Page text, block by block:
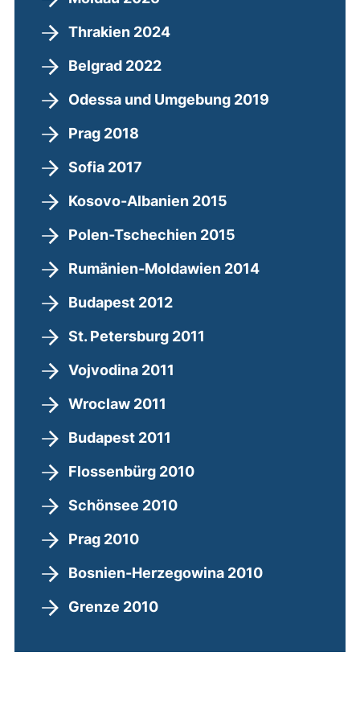
Thrakien 2024
Belgrad 2022
Odessa und Umgebung 2019
Prag 2018
Sofia 2017
Kosovo-Albanien 2015
Polen-Tschechien 2015
Rumänien-Moldawien 2014
Budapest 2012
St. Petersburg 2011
Vojvodina 2011
Wroclaw 2011
Budapest 2011
Flossenbürg 2010
Schönsee 2010
Prag 2010
Bosnien-Herzegowina 2010
Grenze 2010